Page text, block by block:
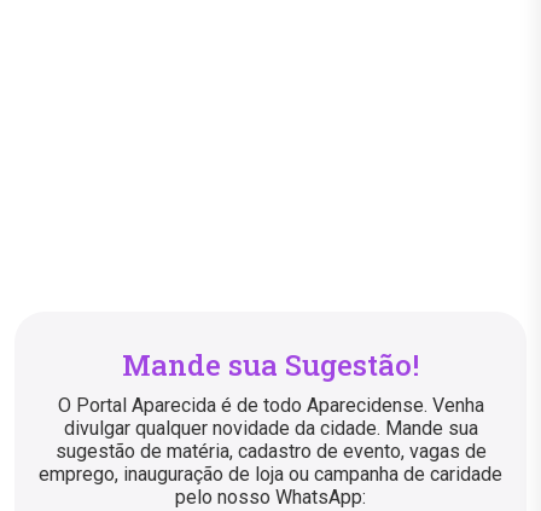
Mande sua Sugestão!
O Portal Aparecida é de todo Aparecidense. Venha
divulgar qualquer novidade da cidade. Mande sua
sugestão de matéria, cadastro de evento, vagas de
emprego, inauguração de loja ou campanha de caridade
pelo nosso WhatsApp: